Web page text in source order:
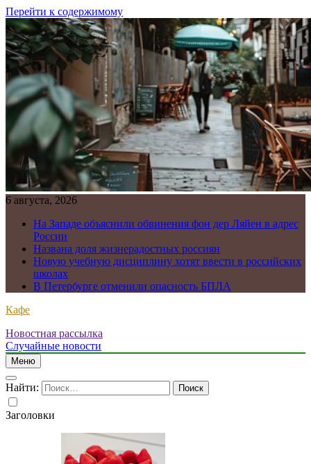
Перейти к содержимому
6 августа, 2026
На Западе объяснили обвинения фон дер Ляйен в адрес
России
Названа доля жизнерадостных россиян
Новую учебную дисциплину хотят ввести в российских
школах
В Петербурге отменили опасность БПЛА
Кафе
Новостная рассылка
Случайные новости
Меню
Найти:
Заголовки